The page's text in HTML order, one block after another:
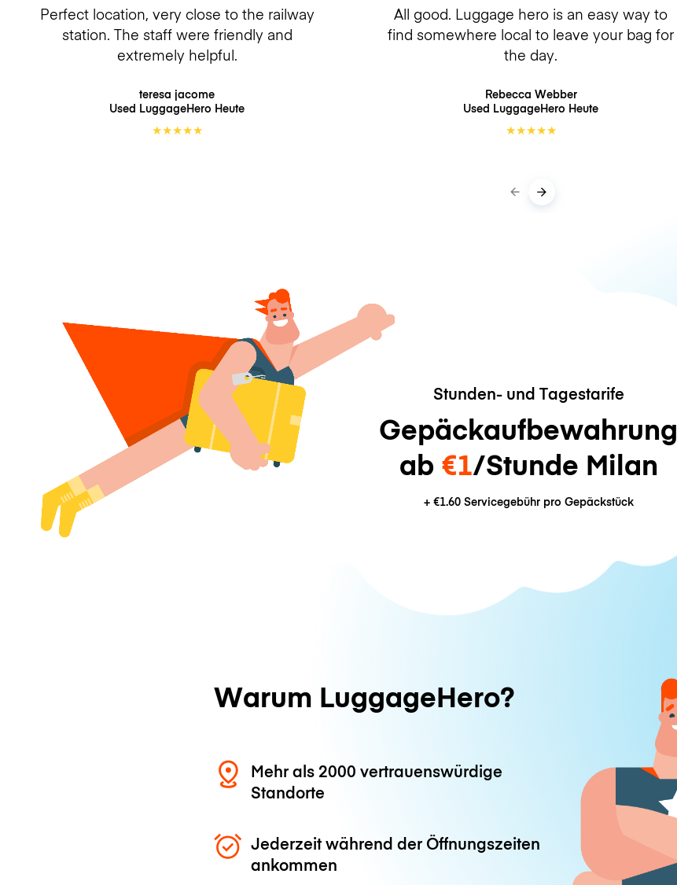
Perfect location, very close to the railway
station. The staff were friendly and
extremely helpful.
teresa jacome
Used LuggageHero Heute
★★★★★
All good. Luggage hero is an easy way to
find somewhere local to leave your bag for
the day.
Rebecca Webber
Used LuggageHero Heute
★★★★★
Stunden- und Tagestarife
Gepäckaufbewahrung
ab €1/Stunde Milan
+ €1.60Servicegebühr pro Gepäckstück
Warum LuggageHero?
Mehr als 2000 vertrauenswürdige
Standorte
Jederzeit während der Öffnungszeiten
ankommen